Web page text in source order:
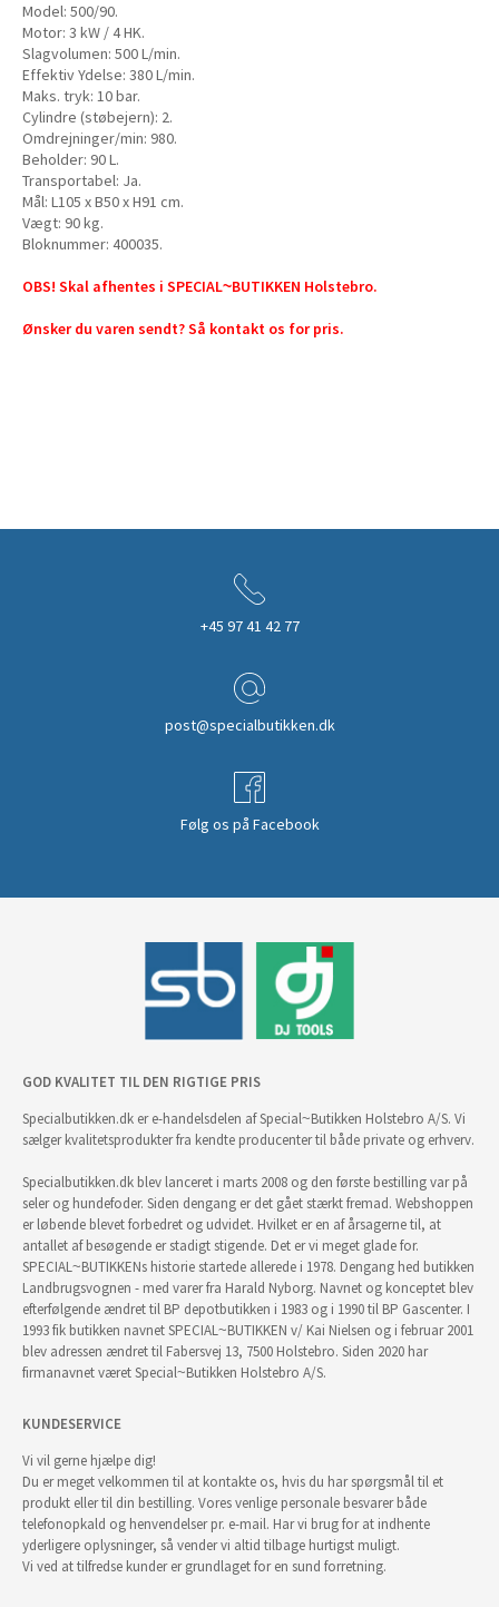
Model: 500/90.
Motor: 3 kW / 4 HK.
Slagvolumen: 500 L/min.
Effektiv Ydelse: 380 L/min.
Maks. tryk: 10 bar.
Cylindre (støbejern): 2.
Omdrejninger/min: 980.
Beholder: 90 L.
Transportabel: Ja.
Mål: L105 x B50 x H91 cm.
Vægt: 90 kg.
Bloknummer: 400035.
OBS! Skal afhentes i SPECIAL~BUTIKKEN Holstebro.
Ønsker du varen sendt? Så kontakt os for pris.
+45 97 41 42 77
post@specialbutikken.dk
Følg os på Facebook
GOD KVALITET TIL DEN RIGTIGE PRIS
Specialbutikken.dk er e-handelsdelen af Special~Butikken Holstebro A/S. Vi
sælger kvalitetsprodukter fra kendte producenter til både private og erhverv.
Specialbutikken.dk blev lanceret i marts 2008 og den første bestilling var på
seler og hundefoder. Siden dengang er det gået stærkt fremad. Webshoppen
er løbende blevet forbedret og udvidet. Hvilket er en af årsagerne til, at
antallet af besøgende er stadigt stigende. Det er vi meget glade for.
SPECIAL~BUTIKKENs historie startede allerede i 1978. Dengang hed butikken
Landbrugsvognen - med varer fra Harald Nyborg. Navnet og konceptet blev
efterfølgende ændret til BP depotbutikken i 1983 og i 1990 til BP Gascenter. I
1993 fik butikken navnet SPECIAL~BUTIKKEN v/ Kai Nielsen og i februar 2001
blev adressen ændret til Fabersvej 13, 7500 Holstebro. Siden 2020 har
firmanavnet været Special~Butikken Holstebro A/S.
KUNDESERVICE
Vi vil gerne hjælpe dig!
Du er meget velkommen til at kontakte os, hvis du har spørgsmål til et
produkt eller til din bestilling. Vores venlige personale besvarer både
telefonopkald og henvendelser pr. e-mail. Har vi brug for at indhente
yderligere oplysninger, så vender vi altid tilbage hurtigst muligt.
Vi ved at tilfredse kunder er grundlaget for en sund forretning.